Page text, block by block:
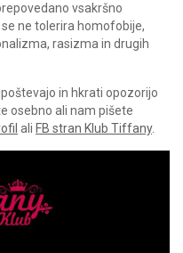
vsakršno
ne tolerira homofobije,
rasizma in drugih
in hkrati opozorijo
osebno ali nam pišete
ali FB stran Klub Tiffany.